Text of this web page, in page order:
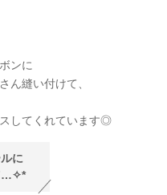
ンに
ん縫い付けて、
してくれています◎
に
…✧*